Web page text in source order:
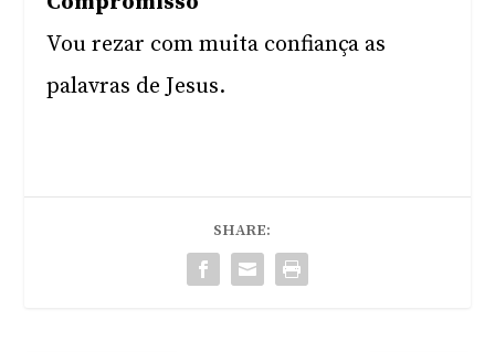
Vou rezar com muita confiança as
palavras de Jesus.
SHARE: